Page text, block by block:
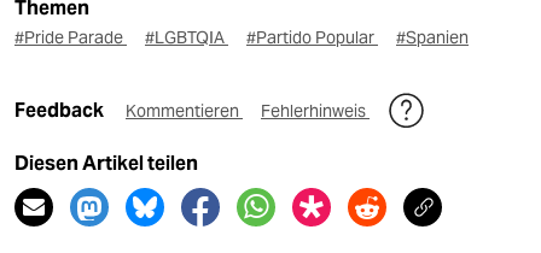
Themen
#Pride Parade #LGBTQIA #Partido Popular #Spanien
Feedback Kommentieren Fehlerhinweis
Diesen Artikel teilen